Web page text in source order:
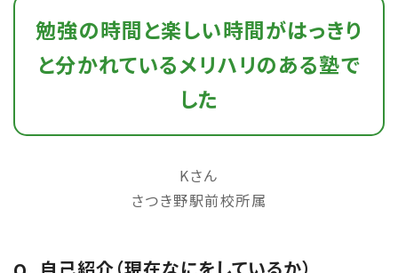
勉強の時間と楽しい時間がはっきり
と分かれているメリハリのある塾で
した
Kさん
さつき野駅前校所属